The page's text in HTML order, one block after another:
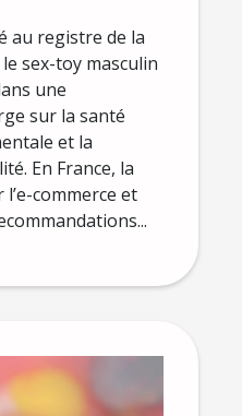
au registre de la
sex-toy masculin
une
sur la santé
et la
En France, la
commerce et